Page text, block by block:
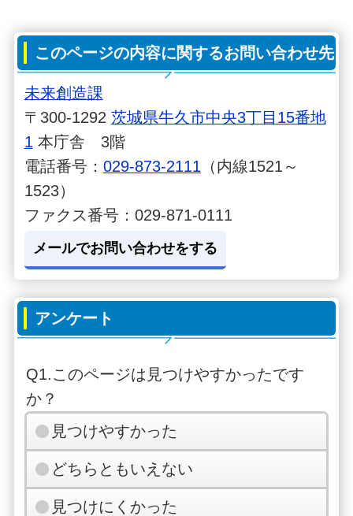
このページの内容に関するお問い合わせ先
未来創造課
〒300-1292 茨城県牛久市中央3丁目15番地
1 本庁舎 3階
電話番号： 029-873-2111 （内線1521～
1523）
ファクス番号：029-871-0111
メールでお問い合わせをする
アンケート
Q1.このページは見つけやすかったです
か？
見つけやすかった
どちらともいえない
見つけにくかった